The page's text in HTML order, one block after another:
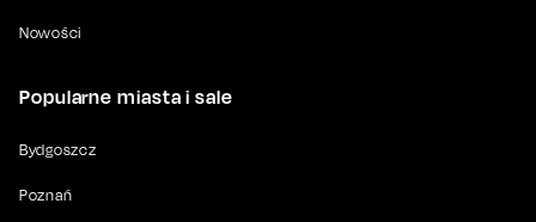
Nowości
Popularne miasta i sale
Bydgoszcz
Poznań